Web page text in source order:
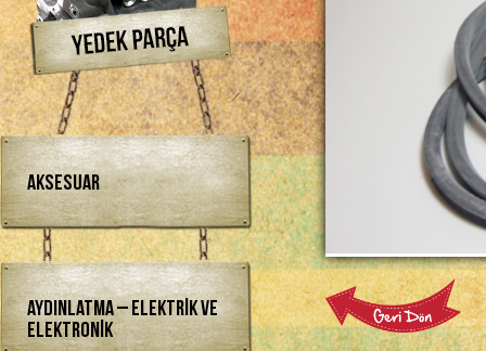
Aksesuar
Aydınlatma – Elektrik ve
Elektronik